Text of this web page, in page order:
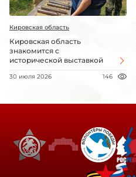
Кировская область
Кировская область
знакомится с
исторической выставкой
30 июля 2026 146